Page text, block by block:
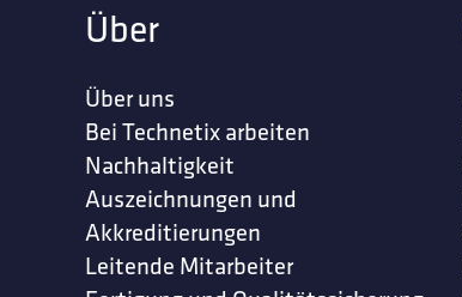
Über
Über uns
Bei Technetix arbeiten
Nachhaltigkeit
Auszeichnungen und
Akkreditierungen
Leitende Mitarbeiter